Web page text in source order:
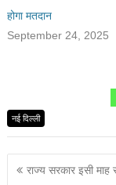
होगा मतदान
September 24, 2025
नई दिल्ली
राज्य सरकार इसी माह